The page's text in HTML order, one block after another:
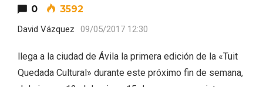
0 3592
David Vázquez 09/05/2017 12:30
llega a la ciudad de Ávila la primera edición de la «Tuit
Quedada Cultural» durante este próximo fin de semana,